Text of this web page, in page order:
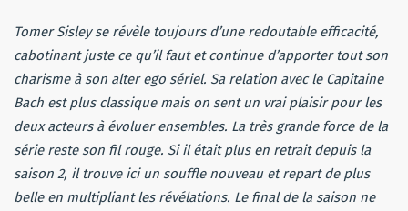
Tomer Sisley se révèle toujours d’une redoutable efficacité,
cabotinant juste ce qu’il faut et continue d’apporter tout son
charisme à son alter ego sériel. Sa relation avec le Capitaine
Bach est plus classique mais on sent un vrai plaisir pour les
deux acteurs à évoluer ensembles. La très grande force de la
série reste son fil rouge. Si il était plus en retrait depuis la
saison 2, il trouve ici un souffle nouveau et repart de plus
belle en multipliant les révélations. Le final de la saison ne